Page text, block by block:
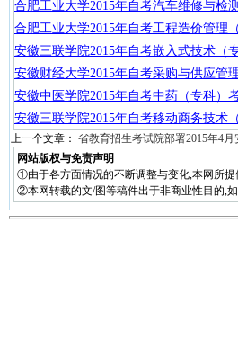
合肥工业大学2015年自考汽车维修与检
合肥工业大学2015年自考工程造价管理
安徽三联学院2015年自考嵌入式技术（专
安徽财经大学2015年自考采购与供应管
安徽中医学院2015年自考中药（专科）
安徽三联学院2015年自考移动商务技术
上一个文章： 省教育招生考试院部署2015年4
网站版权与免责声明
①由于各方面情况的不断调整与变化,本网所
②本网转载的文/图等稿件出于非商业性目的,